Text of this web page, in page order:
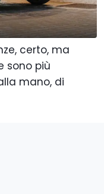
mild, full,
certo, ma
sono più
mano, di